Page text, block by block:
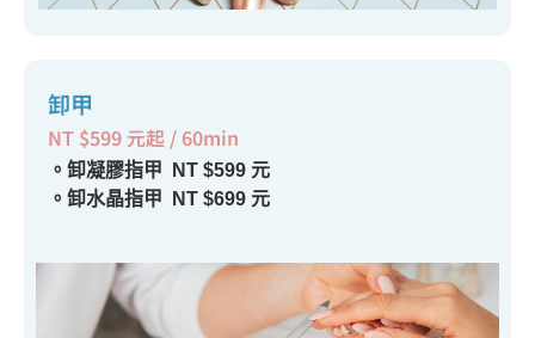
卸甲
NT $599 元起 / 60min
。卸凝膠指甲 NT $599 元
。卸水晶指甲 NT $699 元